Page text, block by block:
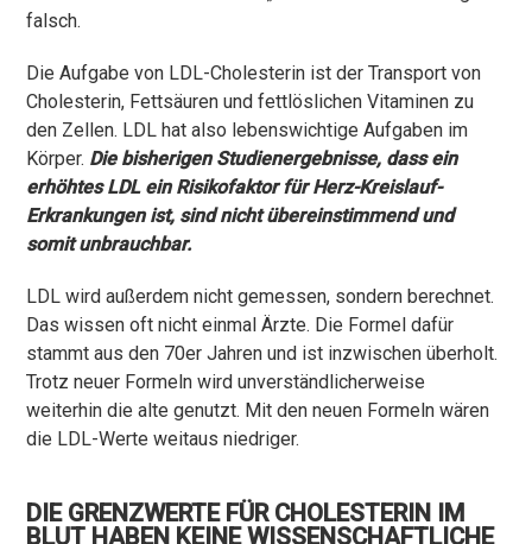
falsch.
Die Aufgabe von LDL-Cholesterin ist der Transport von
Cholesterin, Fettsäuren und fettlöslichen Vitaminen zu
den Zellen. LDL hat also lebenswichtige Aufgaben im
Körper. Die bisherigen Studienergebnisse, dass ein
erhöhtes LDL ein Risikofaktor für Herz-Kreislauf-
Erkrankungen ist, sind nicht übereinstimmend und
somit unbrauchbar.
LDL wird außerdem nicht gemessen, sondern berechnet.
Das wissen oft nicht einmal Ärzte. Die Formel dafür
stammt aus den 70er Jahren und ist inzwischen überholt.
Trotz neuer Formeln wird unverständlicherweise
weiterhin die alte genutzt. Mit den neuen Formeln wären
die LDL-Werte weitaus niedriger.
DIE GRENZWERTE FÜR CHOLESTERIN IM
BLUT HABEN KEINE WISSENSCHAFTLICHE